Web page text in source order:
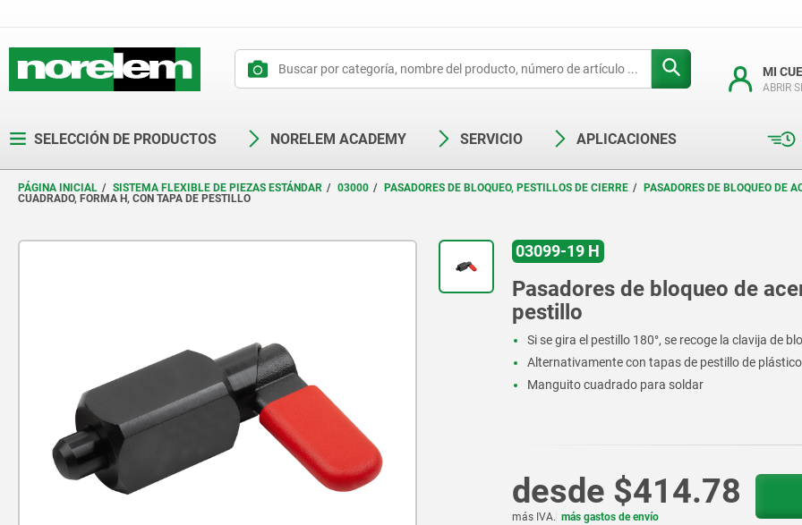
MI
ABRIR
SELECCIÓN DE PRODUCTOS NORELEM ACADEMY SERVICIO APLICACIONES
PÁGINA INICIAL SISTEMA FLEXIBLE DE PIEZAS ESTÁNDAR 03000 PASADORES DE BLOQUEO, PESTILLOS DE CIERRE PASADORES DE BLOQUEO DE
CUADRADO, FORMA H, CON TAPA DE PESTILLO
03099-19 H
Pasadores de bloqueo de
pestillo
Si se gira el pestillo 180°, se recoge la clavija de
Alternativamente con tapas de pestillo de
Manguito cuadrado para soldar
desde $414.78
más IVA. más gastos de envío